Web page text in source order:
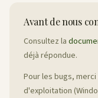
Avant de nous
Consultez la
déjà répondue.
Pour les bugs,
d'exploitation